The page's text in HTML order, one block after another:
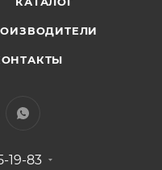
19-83